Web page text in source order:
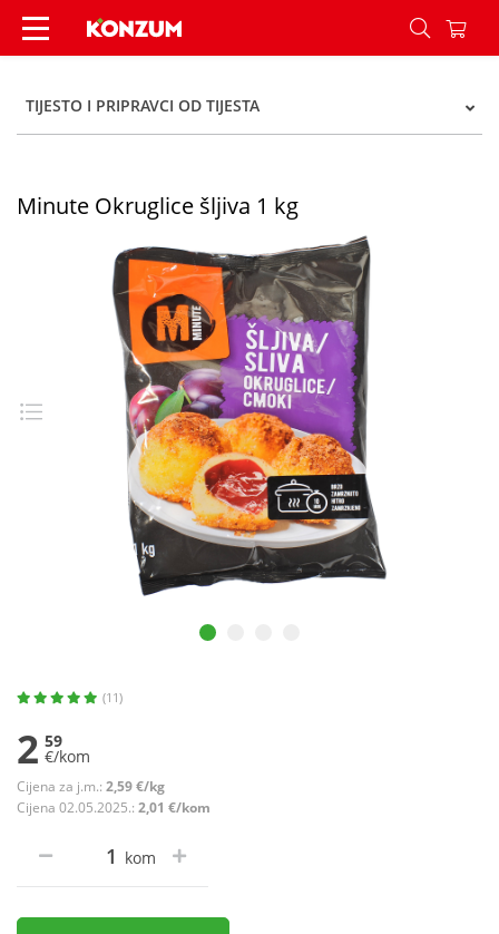
Minute Okruglice šljiva 1 kg - Konzum
TIJESTO I PRIPRAVCI OD TIJESTA
Minute Okruglice šljiva 1 kg
(11)
2 59
€/kom
Cijena za j.m.: 2,59 €/kg
Cijena 02.05.2025.: 2,01 €/kom
kom